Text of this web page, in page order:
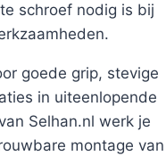
schroef nodig is bij
goede grip, stevige
in uiteenlopende
Selhan.nl werk je
montage van